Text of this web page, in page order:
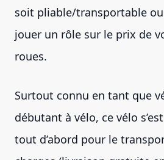
soit pliable/transportable
jouer un rôle sur le prix de
roues.
Surtout connu en tant que
débutant à vélo, ce vélo
tout d’abord pour le